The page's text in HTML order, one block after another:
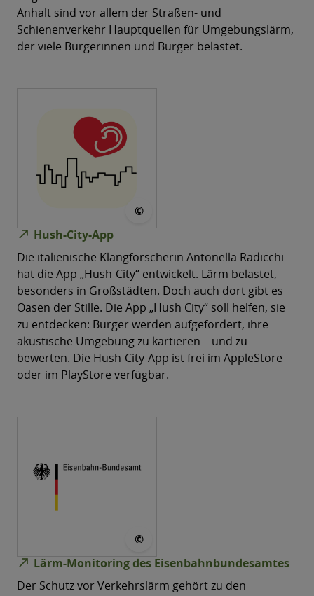
Anhalt sind vor allem der Straßen- und
Schienenverkehr Hauptquellen für Umgebungslärm,
der viele Bürgerinnen und Bürger belastet.
©
north_east Hush-City-App
Die italienische Klangforscherin Antonella Radicchi
hat die App „Hush-City“ entwickelt. Lärm belastet,
besonders in Großstädten. Doch auch dort gibt es
Oasen der Stille. Die App „Hush City“ soll helfen, sie
zu entdecken: Bürger werden aufgefordert, ihre
akustische Umgebung zu kartieren – und zu
bewerten. Die Hush-City-App ist frei im AppleStore
oder im PlayStore verfügbar.
©
north_east Lärm-Monitoring des Eisenbahnbundesamtes
Der Schutz vor Verkehrslärm gehört zu den